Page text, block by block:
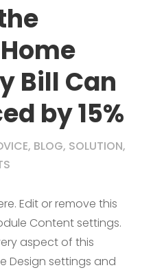
Bill Can
by 15%
, BLOG, SOLUTION,
Edit or remove this
Content settings.
aspect of this
Design settings and